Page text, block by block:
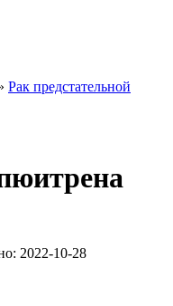
Рак предстательной
2022-10-28